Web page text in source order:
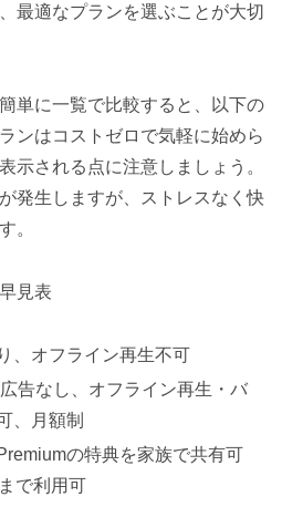
最適なプランを選ぶことが大切
単に一覧で比較すると、以下の
ンはコストゼロで気軽に始めら
示される点に注意しましょう。
発生しますが、ストレスなく快
。
見表
、オフライン再生不可
告なし、オフライン再生・バ
、月額制
の特典を家族で共有可
で利用可